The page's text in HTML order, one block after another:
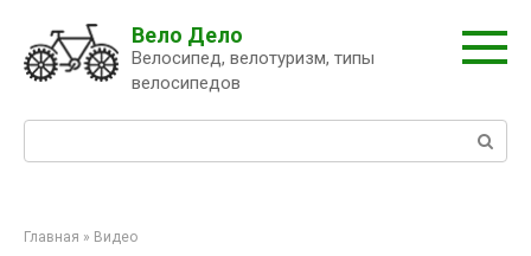
контенту
Вело Дело
Велосипед, велотуризм, типы
велосипедов
Главная » Видео